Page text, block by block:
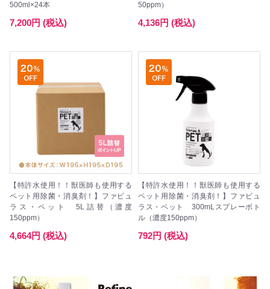
500ml×24本
7,200円 (税込)
50ppm）
4,136円 (税込)
【特許水使用！！獣医師も使用する
ペット用除菌・消臭剤！】ファビュ
ラス・ペット 5L詰替（濃度
150ppm）
4,664円 (税込)
【特許水使用！！獣医師も使用する
ペット用除菌・消臭剤！】ファビュ
ラス・ペット 300mLスプレーボト
ル（濃度150ppm）
792円 (税込)